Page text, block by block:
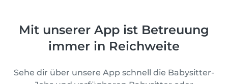
Mit unserer App ist Betreuung
immer in Reichweite
Sehe dir über unsere App schnell die Babysitter-